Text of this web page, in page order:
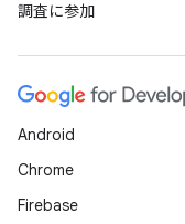
調査に参加
Android
Chrome
Firebase